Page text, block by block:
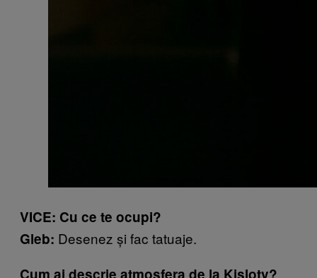
VICE: Cu ce te ocupi?
Gleb: Desenez și fac tatuaje.